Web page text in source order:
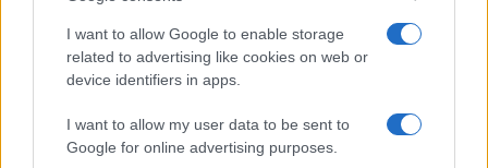
I want to allow Google to enable storage
related to advertising like cookies on web or
device identifiers in apps.
I want to allow my user data to be sent to
Google for online advertising purposes.
I nostri cari
I nostri cari